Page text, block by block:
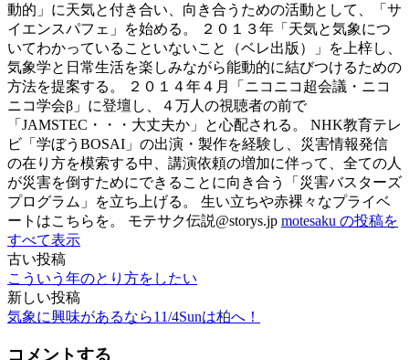
動的」に天気と付き合い、向き合うための活動として、「サ
イエンスパフェ」を始める。 ２０１３年「天気と気象につ
いてわかっていることいないこと（ベレ出版）」を上梓し、
気象学と日常生活を楽しみながら能動的に結びつけるための
方法を提案する。 ２０１４年４月「ニコニコ超会議・ニコ
ニコ学会β」に登壇し、４万人の視聴者の前で
「JAMSTEC・・・大丈夫か」と心配される。 NHK教育テレ
ビ「学ぼうBOSAI」の出演・製作を経験し、災害情報発信
の在り方を模索する中、講演依頼の増加に伴って、全ての人
が災害を倒すためにできることに向き合う「災害バスターズ
プログラム」を立ち上げる。 生い立ちや赤裸々なプライベ
ートはこちらを。 モテサク伝説@storys.jp motesaku の投稿を
すべて表示
投
稿
ナ
ビ
古い投稿
こういう年のとり方をしたい
新しい投稿
気象に興味があるなら11/4Sunは柏へ！
コメントする